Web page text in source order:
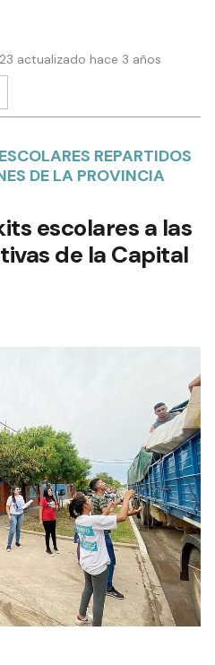
actualizado hace 3 años
REPARTIDOS
DE LA PROVINCIA
escolares a las
de la Capital